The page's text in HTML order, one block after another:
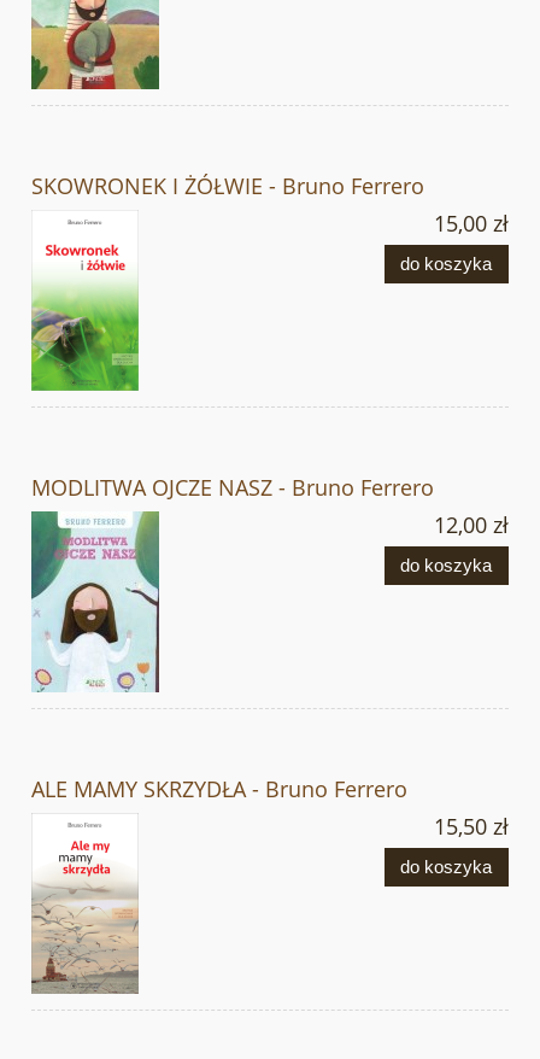
SKOWRONEK I ŻÓŁWIE - Bruno Ferrero
15,00 zł
do koszyka
MODLITWA OJCZE NASZ - Bruno Ferrero
12,00 zł
do koszyka
ALE MAMY SKRZYDŁA - Bruno Ferrero
15,50 zł
do koszyka